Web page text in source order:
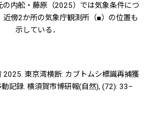
の内舩・藤原（2025）では気象条件につ
近傍2か所の気象庁観測所（■）の位置も
示している．
2025. 東京湾横断: カブトムシ標識再捕獲
記録. 横須賀市博研報(自然), (72): 33–